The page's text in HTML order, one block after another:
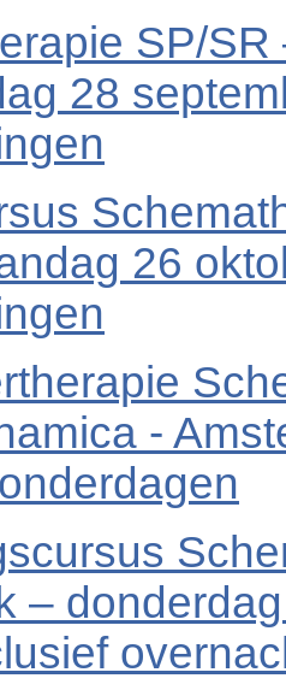
SP/
28
26
-
–